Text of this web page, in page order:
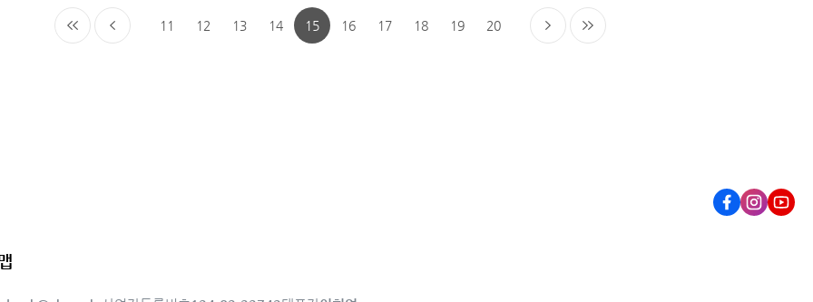
11 12 13 14 15 16 17 18 19 20
FacebookInstagram